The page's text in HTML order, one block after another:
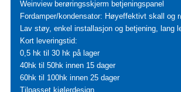
Weinview berøringsskjerm betjeningspanel
Fordamper/kondensator: Høyeffektivt skall og
Lav støy, enkel installasjon og betjening, lang
Kort leveringstid:
0,5 hk til 30 hk på lager
40hk til 50hk innen 15 dager
60hk til 100hk innen 25 dager
Tilpasset kjølerdesign